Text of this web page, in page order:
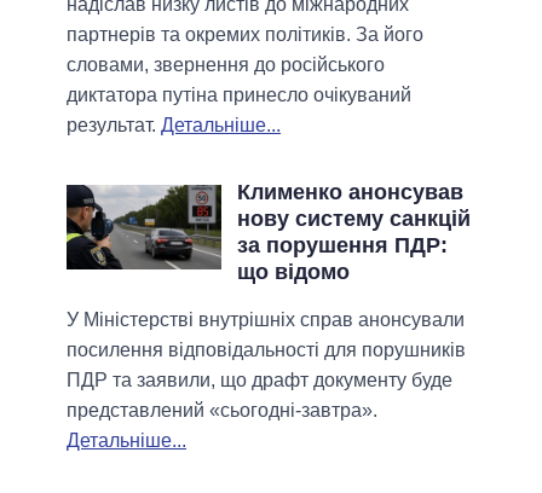
партнерів та окремих політиків. За його
словами, звернення до російського
диктатора путіна принесло очікуваний
результат. Детальніше...
Клименко анонсував
нову систему санкцій
за порушення ПДР:
що відомо
У Міністерстві внутрішніх справ анонсували
посилення відповідальності для порушників
ПДР та заявили, що драфт документу буде
представлений «сьогодні-завтра».
Детальніше...